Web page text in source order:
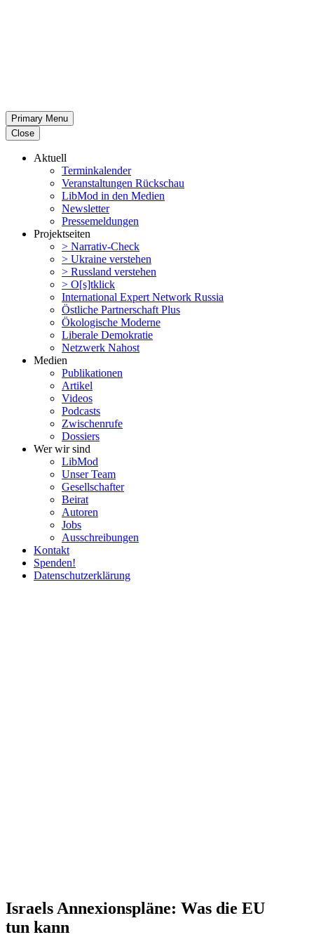
Primary Menu
Close
Aktuell
Termin­ka­lender
Veran­stal­tungen Rückschau
LibMod in den Medien
Newsletter
Presse­mel­dungen
Projekt­seiten
> Narrativ-Check
> Ukraine verstehen
> Russland verstehen
> O[s]tklick
Inter­na­tional Expert Network Russia
Östliche Partner­schaft Plus
Ökolo­gische Moderne
Liberale Demokratie
Netzwerk Nahost
Medien
Publi­ka­tionen
Artikel
Videos
Podcasts
Zwischenrufe
Dossiers
Wer wir sind
LibMod
Unser Team
Gesell­schafter
Beirat
Autoren
Jobs
Ausschrei­bungen
Kontakt
Spenden!
Daten­schutz­er­klärung
Israels Annexi­ons­pläne: Was die EU
tun kann